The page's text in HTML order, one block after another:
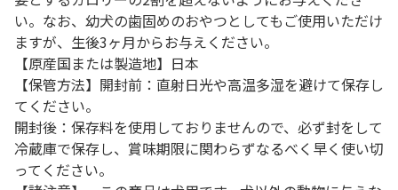
い。なお、幼犬の歯固めのおやつとしてもご使用いただけ
ますが、生後3ヶ月からお与えください。
【原産国または製造地】日本
【保管方法】開封前：直射日光や高温多湿を避けて保存し
てください。
開封後：保存料を使用しておりませんので、必ず封をして
冷蔵庫で保存し、賞味期限に関わらずなるべく早く使い切
ってください。